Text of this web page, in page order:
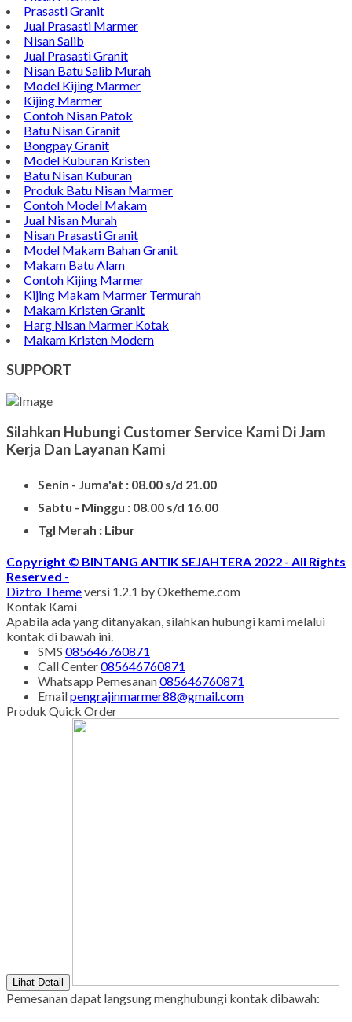
Prasasti Granit
Jual Prasasti Marmer
Nisan Salib
Jual Prasasti Granit
Nisan Batu Salib Murah
Model Kijing Marmer
Kijing Marmer
Contoh Nisan Patok
Batu Nisan Granit
Bongpay Granit
Model Kuburan Kristen
Batu Nisan Kuburan
Produk Batu Nisan Marmer
Contoh Model Makam
Jual Nisan Murah
Nisan Prasasti Granit
Model Makam Bahan Granit
Makam Batu Alam
Contoh Kijing Marmer
Kijing Makam Marmer Termurah
Makam Kristen Granit
Harg Nisan Marmer Kotak
Makam Kristen Modern
SUPPORT
Silahkan Hubungi Customer Service Kami Di Jam
Kerja Dan Layanan Kami
Senin - Juma'at : 08.00 s/d 21.00
Sabtu - Minggu : 08.00 s/d 16.00
Tgl Merah : Libur
Copyright © BINTANG ANTIK SEJAHTERA 2022 - All Rights
Reserved -
Diztro Themeversi 1.2.1 by Oketheme.com
Kontak Kami
Apabila ada yang ditanyakan, silahkan hubungi kami melalui
kontak di bawah ini.
SMS 085646760871
Call Center085646760871
Whatsapp Pemesanan085646760871
Emailpengrajinmarmer88@gmail.com
Produk Quick Order
Lihat Detail
Pemesanan dapat langsung menghubungi kontak dibawah: